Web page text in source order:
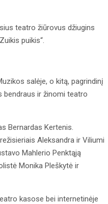
teatro žiūrovus džiugins
puikis“.
salėje, o kitą, pagrindinį
bendraus ir žinomi teatro
Bernardas Kertenis.
Aleksandra ir Viliumi
Mahlerio Penktąją
Monika Pleškytė ir
kasose bei internetinėje